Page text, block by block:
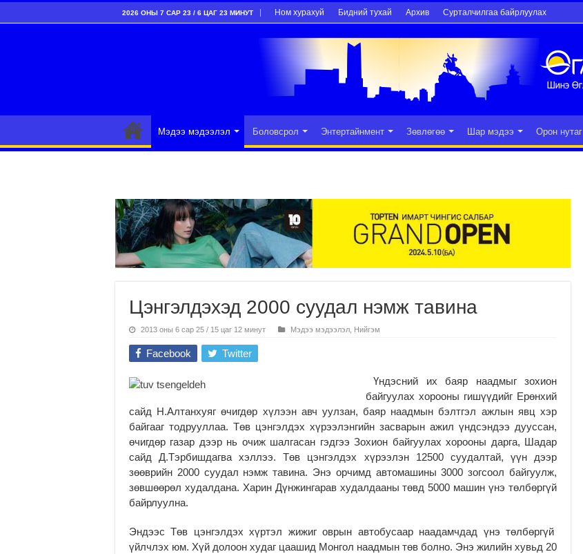
2026 ОНЫ 7 САР 23 / 6 ЦАГ 23 МИНУТ Ном хурахуй Бидний тухай Архив Сурталчилгаа байрлуулах
Мэдээ мэдээлэл Боловсрол Энтертайнмент Зөвлөгөө Шар мэдээ Орон нутаг
Цэнгэлдэхэд 2000 суудал нэмж тавина
2013 оны 6 сар 25 / 15 цаг 12 минут Мэдээ мэдээлэл Нийгэм
Facebook Twitter
Үндэсний их баяр наадмыг зохион
байгуулах хорооны гишүүдийг Ерөнхий
сайд Н.Алтанхуяг өчигдөр хүлээн авч уулзан, баяр наадмын бэлтгэл ажлын явц хэр
байгааг тодрууллаа. Төв цэнгэлдэх хүрээлэнгийн засварын ажил үндсэндээ дууссан,
өчигдөр газар дээр нь очиж шалгасан гэдгээ Зохион байгуулах хорооны дарга, Шадар
сайд Д.Тэрбишдагва хэллээ. Төв цэнгэлдэх хүрээлэн 12500 суудалтай, үүн дээр
зөөврийн 2000 суудал нэмж тавина. Энэ орчимд автомашины 3000 зогсоол байгуулж,
зөвшөөрөл худалдана. Харин Дүнжингарав худалдааны төвд 5000 машин үнэ төлбөргүй
байрлуулна.
Эндээс Төв цэнгэлдэх хүртэл жижиг оврын автобусаар наадамчдад үнэ төлбөргүй
үйлчлэх юм. Хүй долоон худаг цаашид Монгол наадмын төв болно. Энэ жилийн хувьд 20